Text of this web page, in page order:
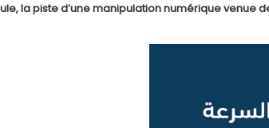
manipulation numérique venue de l’étranger ?